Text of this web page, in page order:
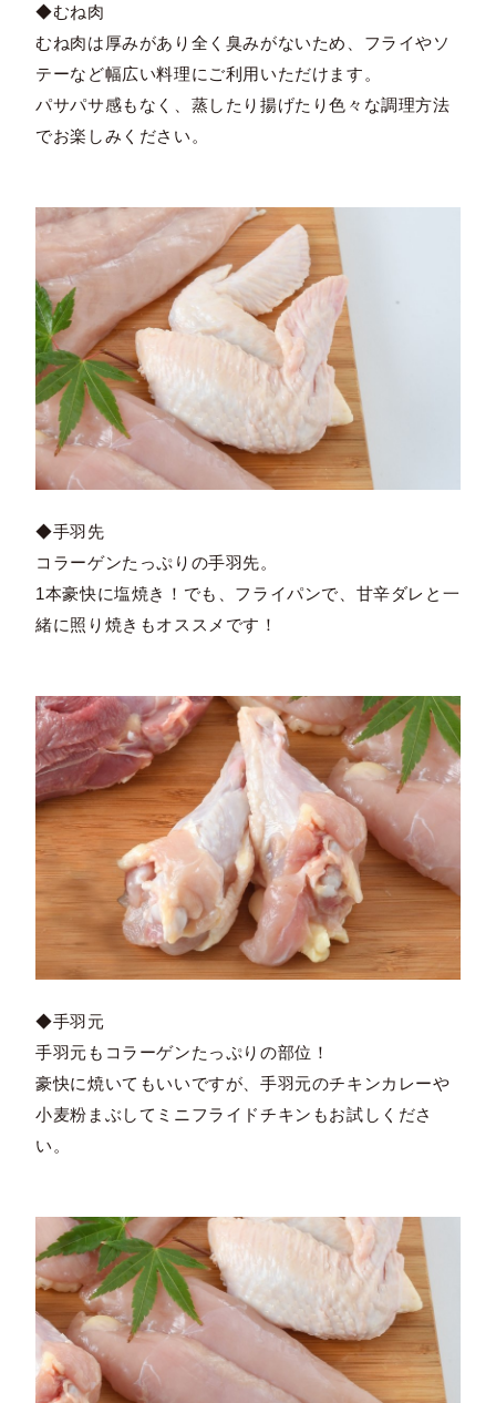
◆むね肉
むね肉は厚みがあり全く臭みがないため、フライやソ
テーなど幅広い料理にご利用いただけます。
パサパサ感もなく、蒸したり揚げたり色々な調理方法
でお楽しみください。
◆手羽先
コラーゲンたっぷりの手羽先。
1本豪快に塩焼き！でも、フライパンで、甘辛ダレと一
緒に照り焼きもオススメです！
◆手羽元
手羽元もコラーゲンたっぷりの部位！
豪快に焼いてもいいですが、手羽元のチキンカレーや
小麦粉まぶしてミニフライドチキンもお試しくださ
い。